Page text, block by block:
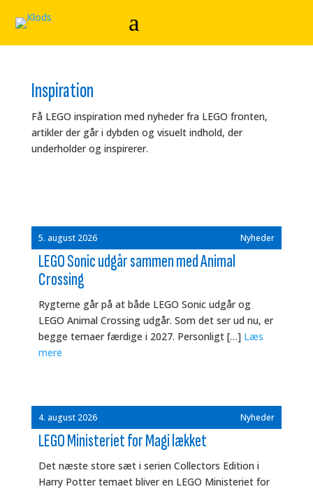
Inspiration
Få LEGO inspiration med nyheder fra LEGO fronten,
artikler der går i dybden og visuelt indhold, der
underholder og inspirerer.
5. august 2026 Nyheder
LEGO Sonic udgår sammen med Animal
Crossing
Rygterne går på at både LEGO Sonic udgår og
LEGO Animal Crossing udgår. Som det ser ud nu, er
begge temaer færdige i 2027. Personligt […] Læs
mere
4. august 2026 Nyheder
LEGO Ministeriet for Magi lækket
Det næste store sæt i serien Collectors Edition i
Harry Potter temaet bliver en LEGO Ministeriet for